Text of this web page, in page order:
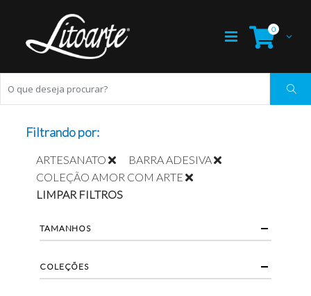
0
Filtrando por:
ARTESANATO
BARRA ADESIVA
COLEÇÃO AMOR COM ARTE
LIMPAR FILTROS
TAMANHOS
COLEÇÕES